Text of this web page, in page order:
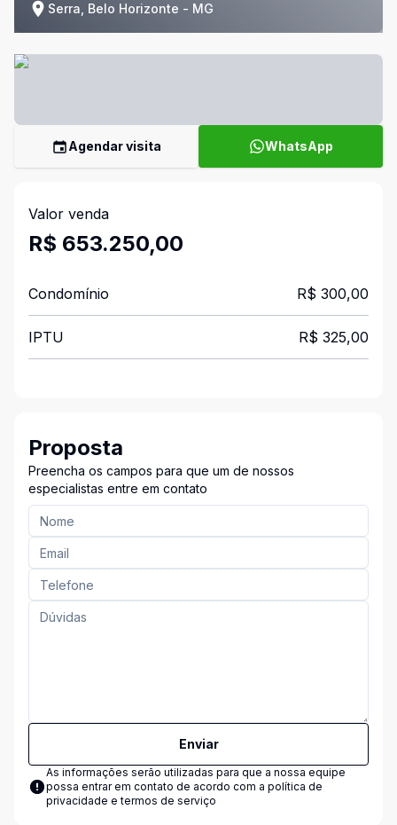
Serra, Belo Horizonte - MG
Agendar visita WhatsApp
Valor venda
R$ 653.250,00
Condomínio R$ 300,00
IPTU R$ 325,00
Proposta
Preencha os campos para que um de nossos
especialistas entre em contato
Enviar
As informações serão utilizadas para que a nossa equipe
possa entrar em contato de acordo com a política de
privacidade e termos de serviço